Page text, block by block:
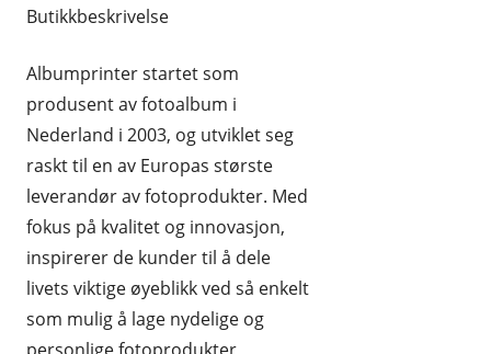
MUSIKK
RADIO, TV OG HI-FI
Butikkbeskrivelse
Albumprinter startet som
produsent av fotoalbum i
Nederland i 2003, og utviklet seg
raskt til en av Europas største
leverandør av fotoprodukter. Med
fokus på kvalitet og innovasjon,
inspirerer de kunder til å dele
livets viktige øyeblikk ved så enkelt
som mulig å lage nydelige og